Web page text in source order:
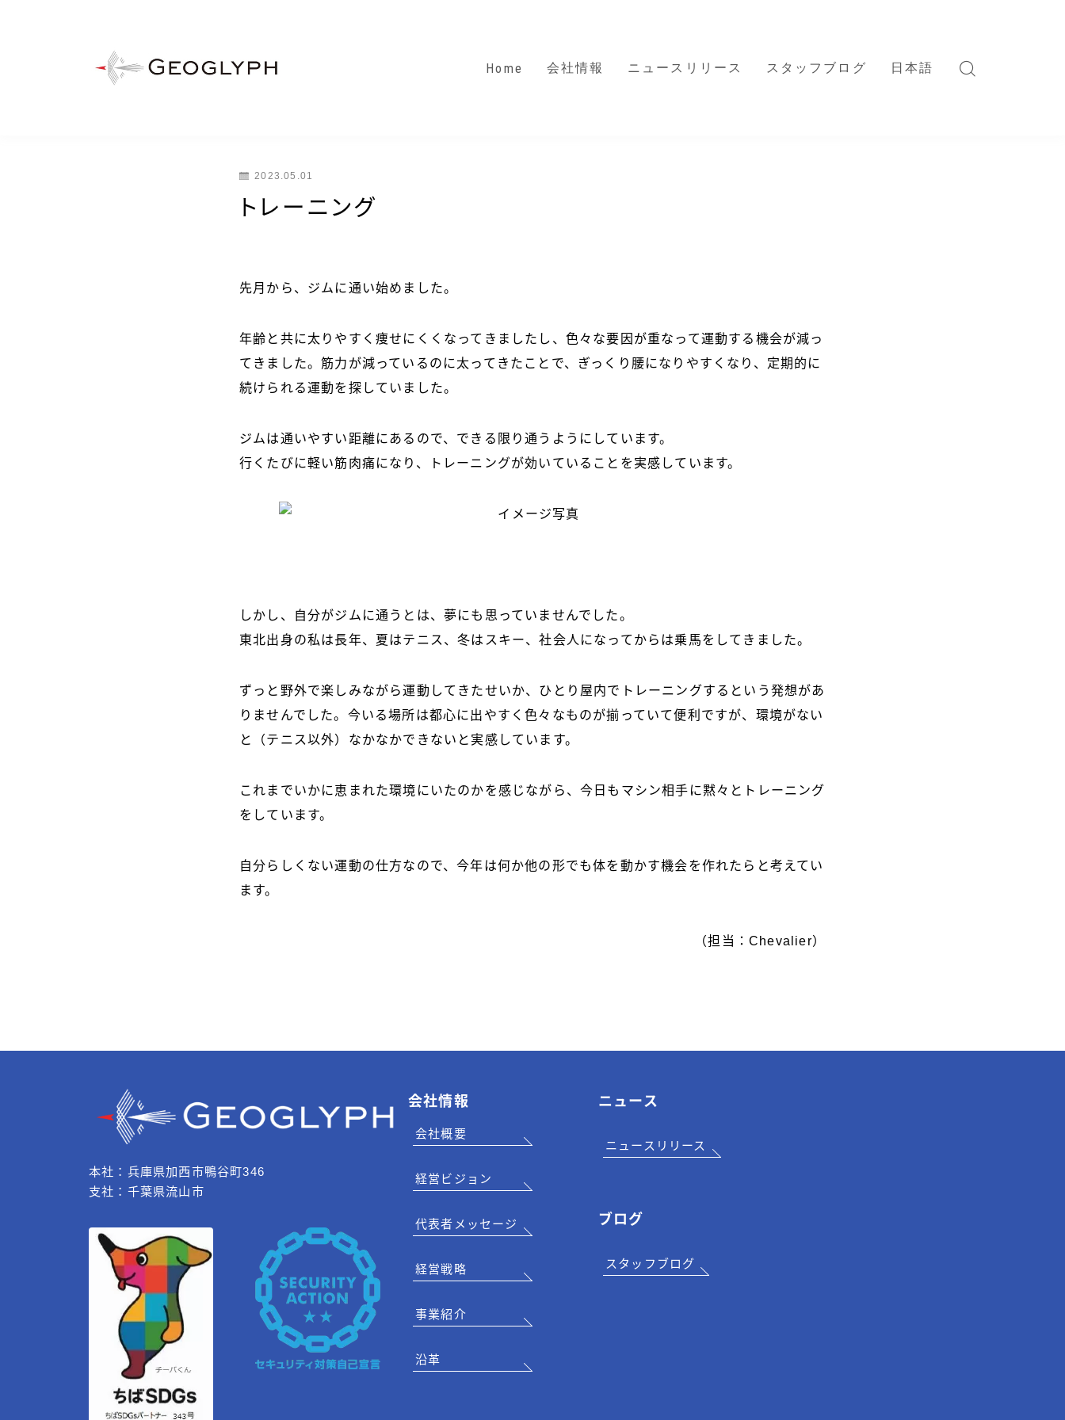
Home 会社情報 ニュースリリース スタッフブログ 日本語
2023.05.01
トレーニング
先月から、ジムに通い始めました。
年齢と共に太りやすく痩せにくくなってきましたし、色々な要因が重なって運動する機会が減っ
てきました。筋力が減っているのに太ってきたことで、ぎっくり腰になりやすくなり、定期的に
続けられる運動を探していました。
ジムは通いやすい距離にあるので、できる限り通うようにしています。
行くたびに軽い筋肉痛になり、トレーニングが効いていることを実感しています。
しかし、自分がジムに通うとは、夢にも思っていませんでした。
東北出身の私は長年、夏はテニス、冬はスキー、社会人になってからは乗馬をしてきました。
ずっと野外で楽しみながら運動してきたせいか、ひとり屋内でトレーニングするという発想があ
りませんでした。今いる場所は都心に出やすく色々なものが揃っていて便利ですが、環境がない
と（テニス以外）なかなかできないと実感しています。
これまでいかに恵まれた環境にいたのかを感じながら、今日もマシン相手に黙々とトレーニング
をしています。
自分らしくない運動の仕方なので、今年は何か他の形でも体を動かす機会を作れたらと考えてい
ます。
（担当：Chevalier）
本社：兵庫県加西市鴨谷町346
支社：千葉県流山市
会社情報
会社概要
経営ビジョン
代表者メッセージ
経営戦略
事業紹介
沿革
ニュース
ニュースリリース
ブログ
スタッフブログ